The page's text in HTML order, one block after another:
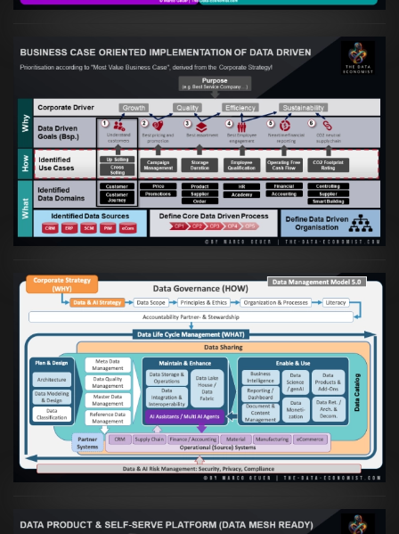
Artikel:
Business Case orientierte
Etablierung einer Data Driven Company
VIEW
Artikel:Die moderne Architektur für
Daten- und KI-orientierte Unternehmen
VIEW